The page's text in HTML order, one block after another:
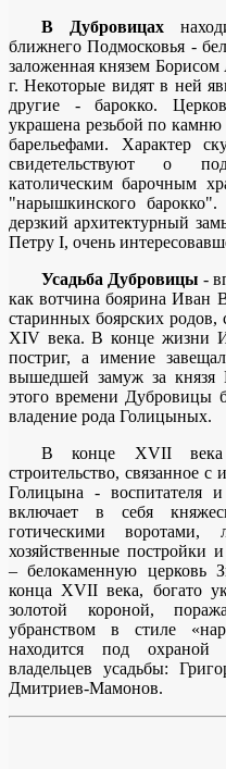
В Дубровицах
ближнего Подмосковья -
заложенная князем
г. Некоторые видят в ней
другие - барокко.
украшена резьбой по
барельефами. Характер
свидетельствуют о
католическим барочным
"нарышкинского
дерзкий архитектурный
Петру I, очень
Усадьба Дубровицы -
как вотчина боярина Иван
старинных боярских
XIV века. В конце жизни
постриг, а имение
вышедшей замуж за
этого времени Дубровицы
владение рода Голицыных.
В конце XVII века
строительство, связанное
Голицына - воспитателя
включает в себя
готическими
хозяйственные постройки
– белокаменную церковь
конца XVII века, богато
золотой короной,
убранством в стиле
находится под
владельцев усадьбы:
Дмитриев-Мамонов.